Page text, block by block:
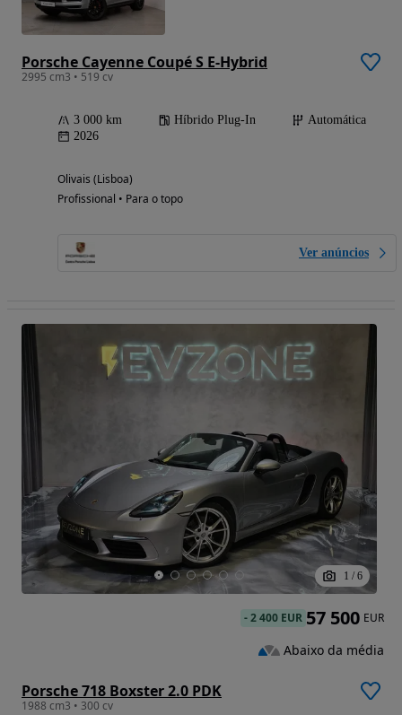
Porsche Cayenne Coupé S E-Hybrid
2995 cm3 • 519 cv
3 000 km Híbrido Plug-In
Automática
2026
Olivais (Lisboa)
Profissional • Para o topo
Ver anúncios
1 / 6
Porsche 718 Boxster 2.0 PDK
1988 cm3 • 300 cv
-2 400 EUR 57 500 EUR
Abaixo da média